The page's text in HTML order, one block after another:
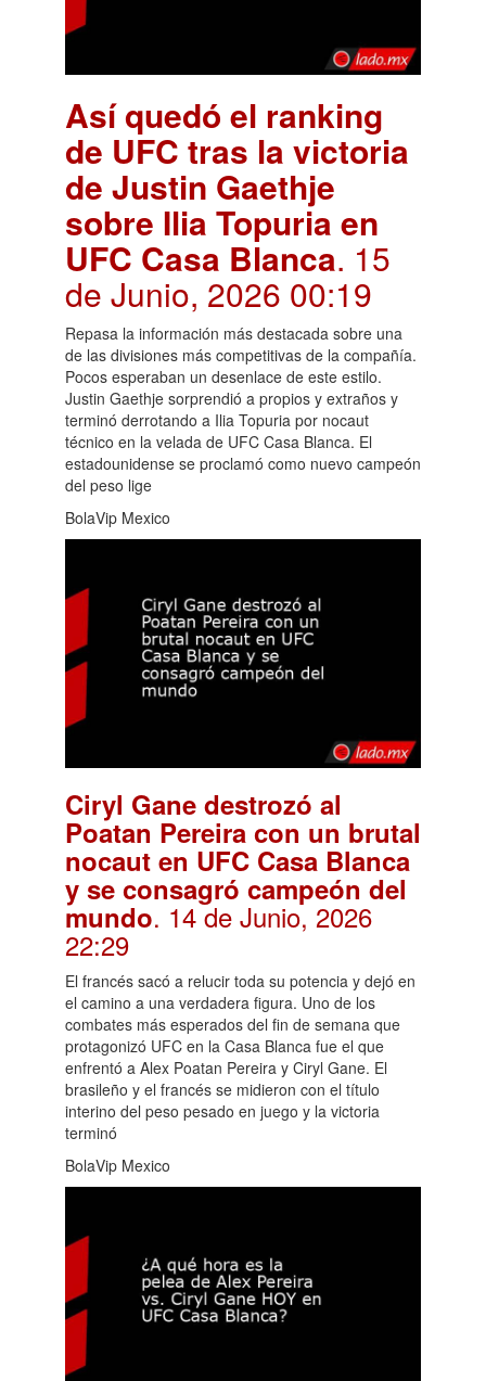
Así quedó el ranking
de UFC tras la victoria
de Justin Gaethje
sobre Ilia Topuria en
UFC Casa Blanca. 15
de Junio, 2026 00:19
Repasa la información más destacada sobre una
de las divisiones más competitivas de la compañía.
Pocos esperaban un desenlace de este estilo.
Justin Gaethje sorprendió a propios y extraños y
terminó derrotando a Ilia Topuria por nocaut
técnico en la velada de UFC Casa Blanca. El
estadounidense se proclamó como nuevo campeón
del peso lige
BolaVip Mexico
Ciryl Gane destrozó al
Poatan Pereira con un brutal
nocaut en UFC Casa Blanca
y se consagró campeón del
mundo. 14 de Junio, 2026
22:29
El francés sacó a relucir toda su potencia y dejó en
el camino a una verdadera figura. Uno de los
combates más esperados del fin de semana que
protagonizó UFC en la Casa Blanca fue el que
enfrentó a Alex Poatan Pereira y Ciryl Gane. El
brasileño y el francés se midieron con el título
interino del peso pesado en juego y la victoria
terminó
BolaVip Mexico